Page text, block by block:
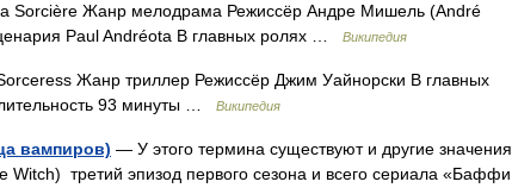
Sorcière Жанр мелодрама Режиссёр Андре Мишель (André
Paul Andréota В главных ролях …
Википедия
Жанр триллер Режиссёр Джим Уайнорски В главных
93 минуты …
Википедия
вампиров) — У этого термина существуют и другие значения,
третий эпизод первого сезона и всего сериала «Баффи